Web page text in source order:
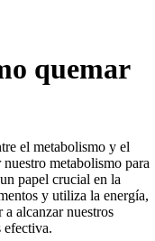
quemar
el metabolismo y el
metabolismo para
papel crucial en la
y utiliza la energía,
alcanzar nuestros
efectiva.